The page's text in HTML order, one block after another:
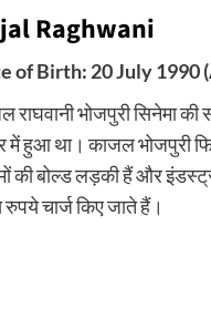
Raghwani
of Birth: 20 July 1990
राघवानी भोजपुरी सिनेमा
में हुआ था। काजल भोजपुरी
की बोल्ड लड़की हैं और
चार्ज किए जाते हैं।